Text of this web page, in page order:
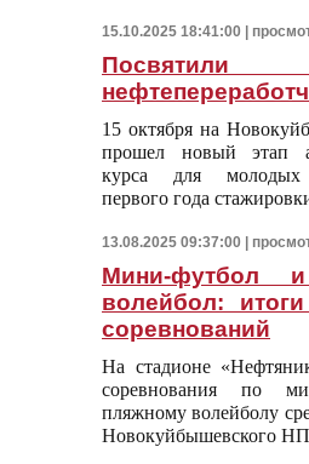
15.10.2025 18:41:00 |
15 октября на
прошел новый этап
курса для молодых
первого года
13.08.2025 09:37:00 |
Мини-футбол
волейбол:
соревнований
На стадионе
соревнования по
пляжному волейболу
Новокуйбышевского